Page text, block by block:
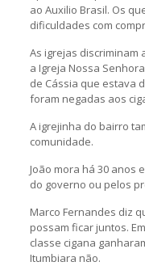
ao Auxilio Brasil. Os
dificuldades com
As igrejas discriminam
a Igreja Nossa
de Cássia que estava
foram negadas aos
A igrejinha do bairro
comunidade.
João mora há 30 anos
do governo ou pelos
Marco Fernandes diz
possam ficar juntos.
classe cigana
Itumbiara não.